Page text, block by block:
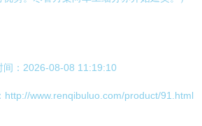
间：2026-08-08 11:19:10
http://www.renqibuluo.com/product/91.html